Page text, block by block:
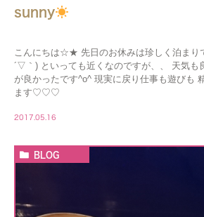
sunny
こんにちは☆★ 先日のお休みは珍しく泊まり
´▽｀) といっても近くなのですが、、 天気も
が良かったです^o^ 現実に戻り仕事も遊びも
ます♡♡♡
2017.05.16
BLOG